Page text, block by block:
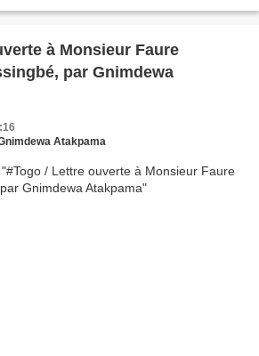
à Monsieur Faure
par Gnimdewa
Atakpama